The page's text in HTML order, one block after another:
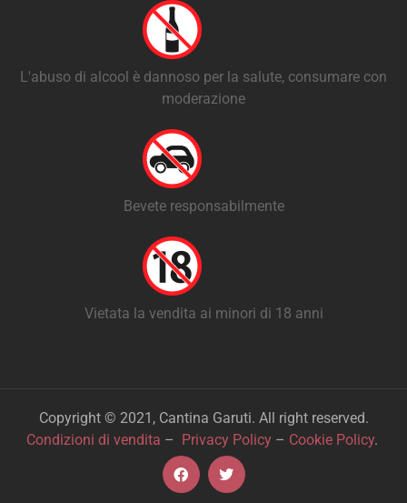
L'abuso di alcool è dannoso per la salute, consumare con
moderazione
Bevete responsabilmente
Vietata la vendita ai minori di 18 anni
Copyright © 2021, Cantina Garuti. All right reserved.
Condizioni di vendita – Privacy Policy– Cookie Policy.